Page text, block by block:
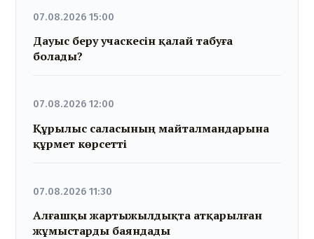
07.08.2026 15:00
Дауыс беру учаскесін қалай табуға
болады?
07.08.2026 12:00
Құрылыс саласының майталмандарына
құрмет көрсетті
07.08.2026 11:30
Алғашқы жартыжылдықта атқарылған
жұмыстарды баяндады